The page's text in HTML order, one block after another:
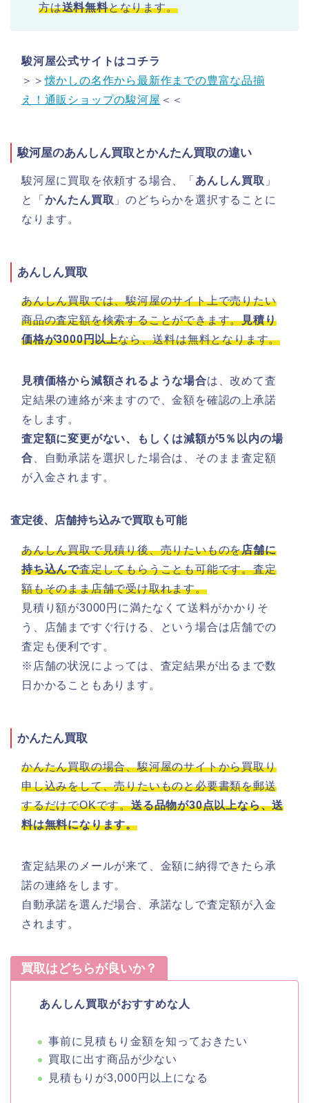
方は送料無料となります。
駿河屋公式サイトはコチラ
＞＞懐かしの名作から最新作までの豊富な品揃
え！通販ショップの駿河屋 ＜＜
駿河屋のあんしん買取とかんたん買取の違い
駿河屋に買取を依頼する場合、「 あんしん買取 」
と「 かんたん買取 」のどちらかを選択することに
なります。
あんしん買取
あんしん買取では、駿河屋のサイト上で売りたい
商品の査定額を検索することができます。見積り
価格が3000円以上なら、送料は無料となります。
見積価格から減額されるような場合は、改めて査
定結果の連絡が来ますので、金額を確認の上承諾
をします。
査定額に変更がない、もしくは減額が5％以内の場
合 、自動承諾を選択した場合は、そのまま査定額
が入金されます。
査定後、店舗持ち込みで買取も可能
あんしん買取で見積り後、売りたいものを店舗に
持ち込んで査定してもらうことも可能です。査定
額もそのまま店舗で受け取れます。
見積り額が3000円に満たなくて送料がかかりそ
う、店舗まですぐ行ける、という場合は店舗での
査定も便利です。
※店舗の状況によっては、査定結果が出るまで数
日かかることもあります。
かんたん買取
かんたん買取の場合、駿河屋のサイトから買取り
申し込みをして、売りたいものと必要書類を郵送
するだけでOKです。送る品物が30点以上なら、送
料は無料になります。
査定結果のメールが来て、金額に納得できたら承
諾の連絡をします。
自動承諾を選んだ場合、承諾なしで査定額が入金
されます。
買取はどちらが良いか？
あんしん買取がおすすめな人
事前に見積もり金額を知っておきたい
買取に出す商品が少ない
見積もりが3,000円以上になる